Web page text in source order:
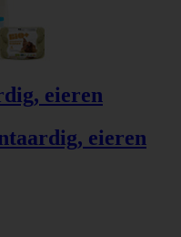
eieren
eieren